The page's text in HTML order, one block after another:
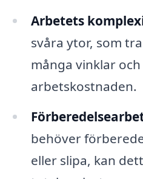
Arbetets
svåra ytor, som
många vinklar
arbetskostnaden.
behöver
eller slipa, kan